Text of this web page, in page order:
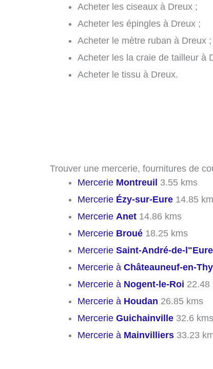
Acheter les ciseaux à Dreux ;
Acheter les épingles à Dreux ;
Acheter le mètre ruban à Dreux ;
Acheter les la craie de tailleur à
Acheter le tissu à Dreux.
Trouver une mercerie, fournitures de
Mercerie Montreuil 3.55 kms
Mercerie Ézy-sur-Eure 14.85
Mercerie Anet 14.86 kms
Mercerie Broué 18.25 kms
Mercerie Saint-André-de-l"Eure
Mercerie à Châteauneuf-en-
Mercerie à Nogent-le-Roi 22.48
Mercerie à Houdan 26.85 kms
Mercerie Guichainville 32.6 kms
Mercerie à Mainvilliers 33.23